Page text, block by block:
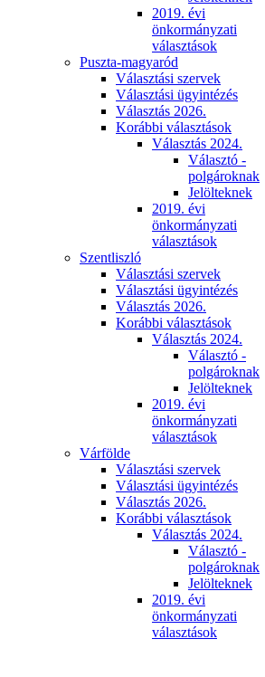
2019. évi
önkormányzati
választások
Puszta-magyaród
Választási szervek
Választási ügyintézés
Választás 2026.
Korábbi választások
Választás 2024.
Választó -
polgároknak
Jelölteknek
2019. évi
önkormányzati
választások
Szentliszló
Választási szervek
Választási ügyintézés
Választás 2026.
Korábbi választások
Választás 2024.
Választó -
polgároknak
Jelölteknek
2019. évi
önkormányzati
választások
Várfölde
Választási szervek
Választási ügyintézés
Választás 2026.
Korábbi választások
Választás 2024.
Választó -
polgároknak
Jelölteknek
2019. évi
önkormányzati
választások